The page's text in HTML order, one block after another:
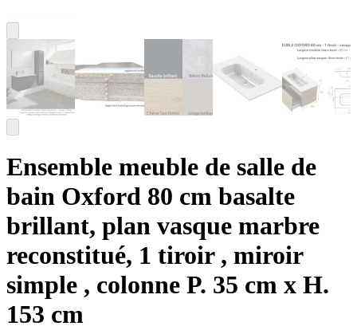
Ensemble meuble de salle de
bain Oxford 80 cm basalte
brillant, plan vasque marbre
reconstitué, 1 tiroir , miroir
simple , colonne P. 35 cm x H.
153 cm